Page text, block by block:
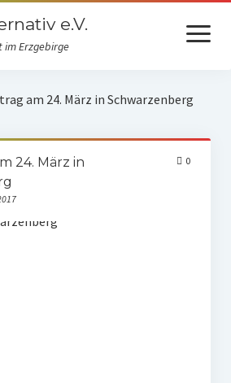
im Erzgebirge
Menü
öffnen
am 24. März in Schwarzenberg
24. März in
0